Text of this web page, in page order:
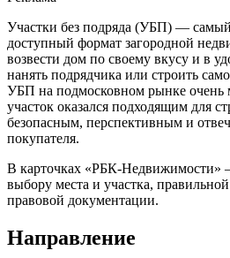
Участки без подряда (УБП) —
доступный формат загородной
возвести дом по своему вкусу и в
нанять подрядчика или строить
УБП на подмосковном рынке очень
участок оказался подходящим для
безопасным, перспективным и
покупателя.
В карточках «РБК-Недвижимости»
выбору места и участка,
правовой документации.
Направление